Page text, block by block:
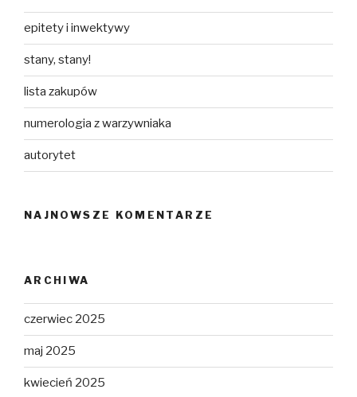
epitety i inwektywy
stany, stany!
lista zakupów
numerologia z warzywniaka
autorytet
NAJNOWSZE KOMENTARZE
ARCHIWA
czerwiec 2025
maj 2025
kwiecień 2025